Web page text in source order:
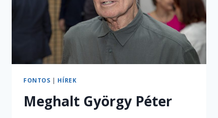
FONTOS | HÍREK
Meghalt György Péter